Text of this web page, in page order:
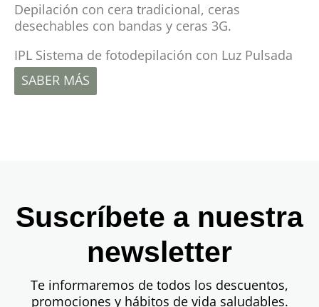
Depilación con cera tradicional, ceras
desechables con bandas y ceras 3G.
IPL Sistema de fotodepilación con Luz Pulsada
SABER MÁS
Suscríbete a nuestra
newsletter
Te informaremos de todos los descuentos,
promociones y hábitos de vida saludables.